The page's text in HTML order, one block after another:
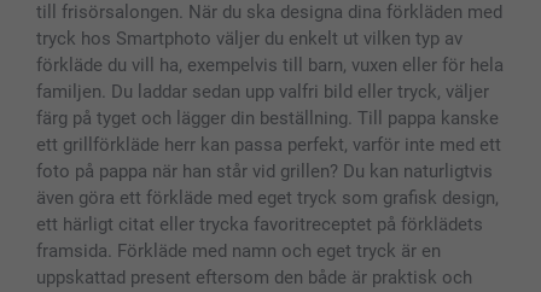
till frisörsalongen. När du ska designa dina förkläden med
tryck hos Smartphoto väljer du enkelt ut vilken typ av
förkläde du vill ha, exempelvis till barn, vuxen eller för hela
familjen. Du laddar sedan upp valfri bild eller tryck, väljer
färg på tyget och lägger din beställning. Till pappa kanske
ett grillförkläde herr kan passa perfekt, varför inte med ett
foto på pappa när han står vid grillen? Du kan naturligtvis
även göra ett förkläde med eget tryck som grafisk design,
ett härligt citat eller trycka favoritreceptet på förklädets
framsida. Förkläde med namn och eget tryck är en
uppskattad present eftersom den både är praktisk och